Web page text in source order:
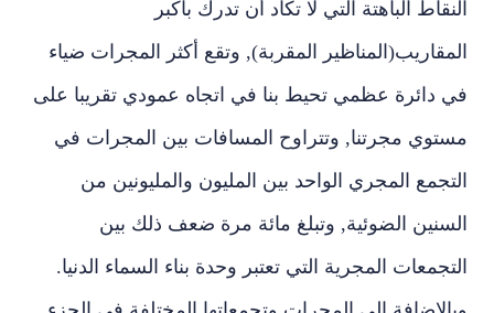
النقاط الباهتة التي لا تكاد أن تدرك بأكبر
المقاريب‏(‏المناظير المقربة‏),‏ وتقع أكثر المجرات ضياء
في دائرة عظمي تحيط بنا في اتجاه عمودي تقريبا على
مستوي مجرتنا‏,‏ وتتراوح المسافات بين المجرات في
التجمع المجري الواحد بين المليون والمليونين من
السنين الضوئية‏,‏ وتبلغ مائة مرة ضعف ذلك بين
التجمعات المجرية التي تعتبر وحدة بناء السماء الدنيا‏.‏